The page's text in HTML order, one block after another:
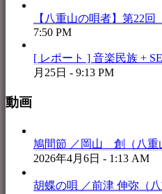
【八重山の唄者】第22
7:50 PM
[ レポート ] 音楽民族 +
月25日 - 9:13 PM
動画
鳩間節 ／岡山 創（八重
2026年4月6日 - 1:13 AM
胡蝶の唄 ／前津 伸弥（